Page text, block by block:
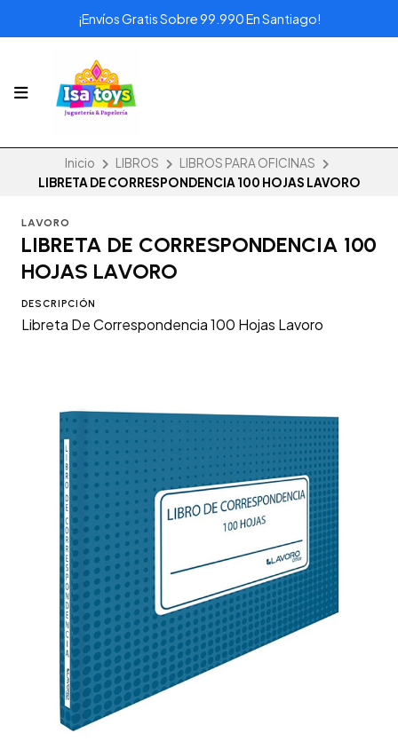
¡Envíos Gratis Sobre 99.990 En Santiago!
Inicio LIBROS
LIBROS PARA OFICINAS
LIBRETA DE CORRESPONDENCIA 100 HOJAS LAVORO
LAVORO
LIBRETA DE CORRESPONDENCIA 100
HOJAS LAVORO
DESCRIPCIÓN
Libreta De Correspondencia 100 Hojas Lavoro